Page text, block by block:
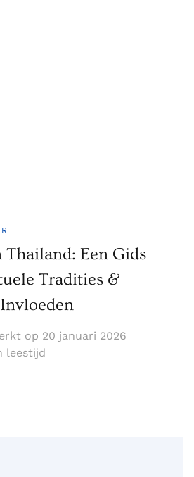
Thailand: Een Gids
Tradities &
op 20 januari 2026
leestijd